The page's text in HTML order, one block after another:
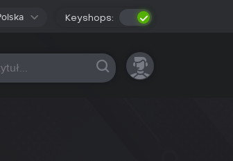
Keyshops:
platformy